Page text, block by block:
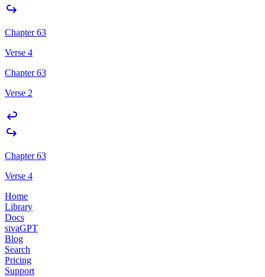
Chapter 63
Verse 4
Chapter 63
Verse 2
Chapter 63
Verse 4
Home
Library
Docs
sivaGPT
Blog
Search
Pricing
Support